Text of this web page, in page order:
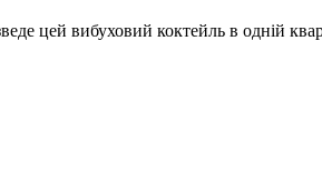
цей вибуховий коктейль в одній